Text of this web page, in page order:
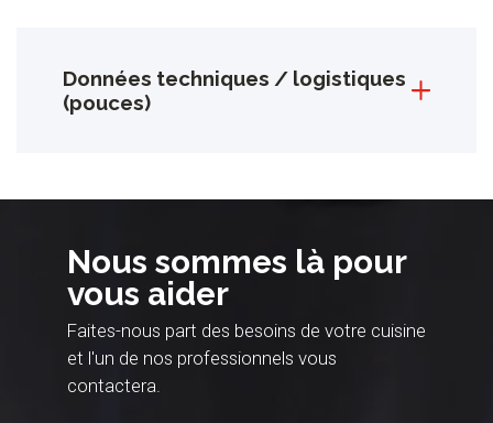
Données techniques / logistiques
(pouces)
Nous sommes là pour
vous aider
Faites-nous part des besoins de votre cuisine
et l'un de nos professionnels vous
contactera.